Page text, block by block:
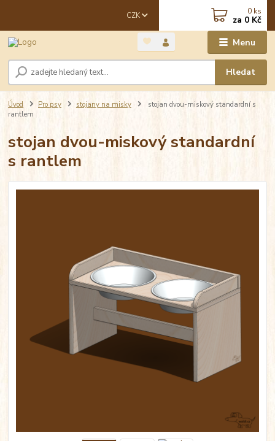
Menu
CZK
Hledat
0 ks
za 0 Kč
Úvod Pro psy stojany na misky
stojan dvou-miskový standardní s
rantlem
stojan dvou-miskový standardní
s rantlem